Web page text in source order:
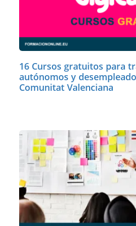
16 Cursos gratuitos para
autónomos y
Comunitat Valenciana